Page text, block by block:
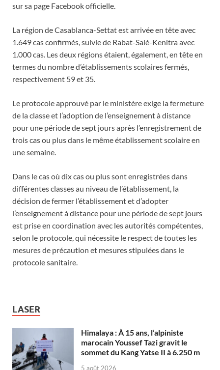
sur sa page Facebook officielle.
La région de Casablanca-Settat est arrivée en tête avec
1.649 cas confirmés, suivie de Rabat-Salé-Kenitra avec
1.000 cas. Les deux régions étaient, également, en tête en
termes du nombre d’établissements scolaires fermés,
respectivement 59 et 35.
Le protocole approuvé par le ministère exige la fermeture
de la classe et l’adoption de l’enseignement à distance
pour une période de sept jours après l’enregistrement de
trois cas ou plus dans le même établissement scolaire en
une semaine.
Dans le cas où dix cas ou plus sont enregistrées dans
différentes classes au niveau de l’établissement, la
décision de fermer l’établissement et d’adopter
l’enseignement à distance pour une période de sept jours
est prise en coordination avec les autorités compétentes,
selon le protocole, qui nécessite le respect de toutes les
mesures de précaution et mesures stipulées dans le
protocole sanitaire.
LASER
Himalaya : À 15 ans, l’alpiniste
marocain Youssef Tazi gravit le
sommet du Kang Yatse II à 6.250 m
5 août 2026